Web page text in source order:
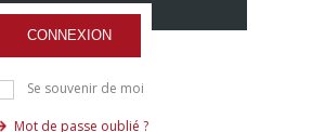
CONNEXION
Se souvenir de moi
Mot de passe oublié ?